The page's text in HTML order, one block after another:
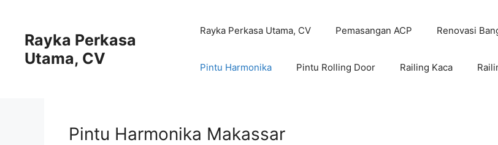
contentRayka Perkasa
Utama, CV
Rayka Perkasa Utama, CV Pemasangan ACP Renovasi
Pintu Harmonika Pintu Rolling Door Railing Kaca
Pintu Harmonika Makassar